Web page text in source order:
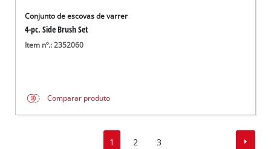
Conjunto de escovas de varrer
4-pc. Side Brush Set
Item nº.: 2352060
Comparar produto
1 2 3